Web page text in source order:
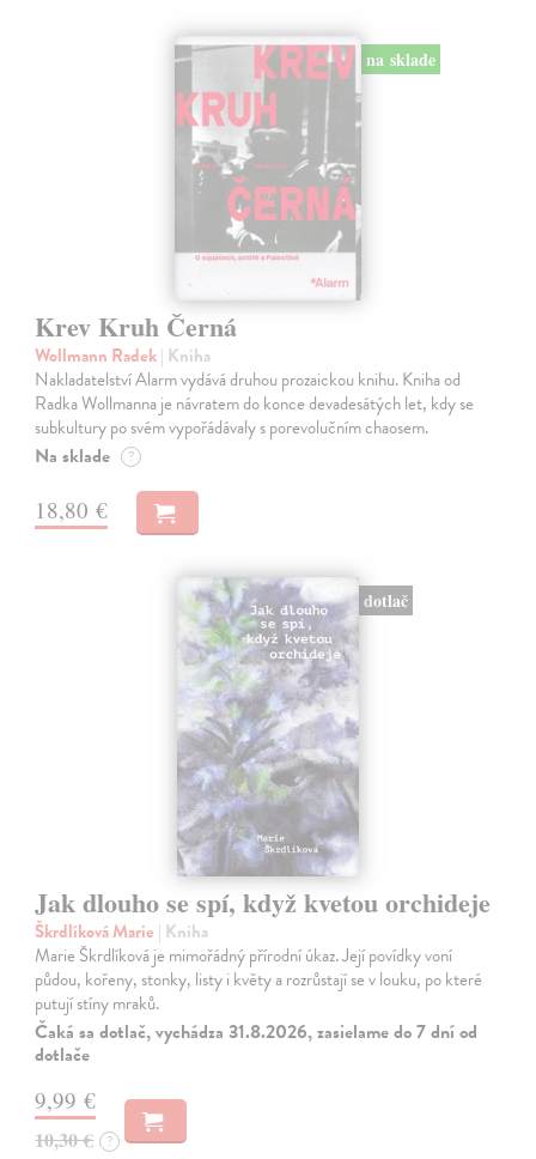
na sklade
Krev Kruh Černá
Wollmann Radek| Kniha
Nakladatelství Alarm vydává druhou prozaickou knihu. Kniha od
Radka Wollmanna je návratem do konce devadesátých let, kdy se
subkultury po svém vypořádávaly s porevolučním chaosem.
Na sklade ?
18,80 €
dotlač
Jak dlouho se spí, když kvetou orchideje
Škrdlíková Marie | Kniha
Marie Škrdlíková je mimořádný přírodní úkaz. Její povídky voní
půdou, kořeny, stonky, listy i květy a rozrůstají se v louku, po které
putují stíny mraků.
Čaká sa dotlač, vychádza 31.8.2026, zasielame do 7 dní od
dotlače
9,99 €
10,30 € ?